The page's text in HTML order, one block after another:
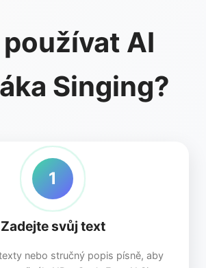
AI
Singing?
1
Zadejte svůj text
nebo stručný popis písně, aby